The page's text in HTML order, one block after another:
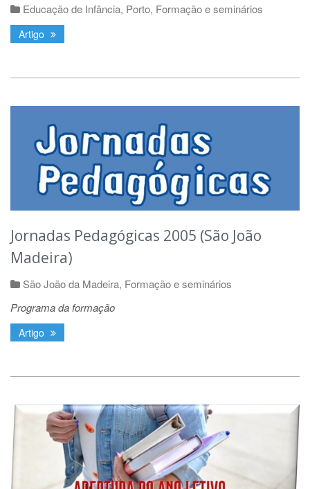
Educação de Infância, Porto, Formação e seminários
Artigo
Jornadas Pedagógicas 2005 (São João
Madeira)
São João da Madeira, Formação e seminários
Programa da formação
Artigo